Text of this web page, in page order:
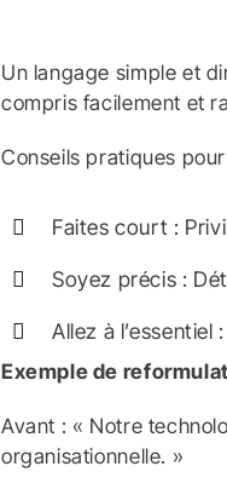
Un langage simple et
compris facilement et
Conseils pratiques
Faites court :
Soyez précis :
Allez à
Exemple de
Avant : « Notre
organisationnelle. »